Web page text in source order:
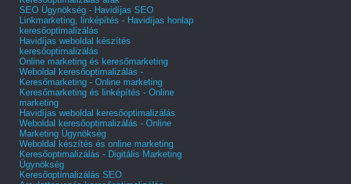
SEO Ügynökség - Havidíjas SEO
Linkmarketing, linképítés - Havidíjas honlap
keresőoptimalizálás
Havidíjas weboldal készítés
keresőoptimalizálás
Online marketing és keresőmarketing
Weboldal keresőoptimalizálás -
Keresőmarketing - Online marketing
Keresőmarketing és linképítés - Online
marketing
Havidíjas weboldal keresőoptimalizálás
Weboldal keresőoptimalizálás - Online
Marketing Ügynökség
Weboldal készítés és online marketing
Keresőoptimalizálás - Digitális Marketing
Ügynökség
Keresőoptimalizálás SEO